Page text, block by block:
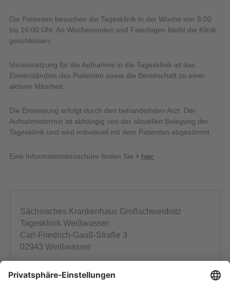
Die Patienten besuchen die Tagesklinik in der Woche von 8:00
bis 16:00 Uhr. An Wochenenden und Feiertagen bleibt die Klinik
geschlossen.
Voraussetzung für die Aufnahme in die Tagesklinik ist das
Einverständnis des Patienten sowie die Bereitschaft zu einer
aktiven Mitarbeit.
Die Einweisung erfolgt durch den behandelnden Arzt. Der
Aufnahmetermin ist abhängig von der aktuellen Belegung der
Tagesklinik und wird individuell mit dem Patienten abgestimmt.
Eine Informationsbroschüre finden Sie hier
Sächsisches Krankenhaus Großschweidnitz
Tagesklinik Weißwasser
Carl-Friedrich-Gauß-Straße 3
02943 Weißwasser
Telefon: 0 35 76 / 21 66 21 40